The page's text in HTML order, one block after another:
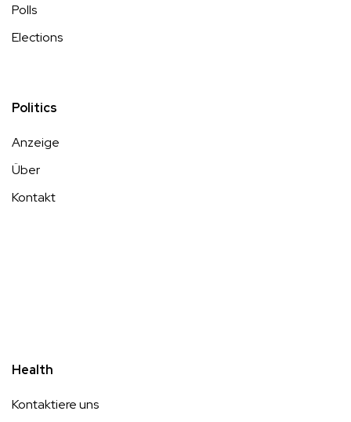
Polls
Elections
Politics
Anzeige
Über
Kontakt
Health
Kontaktiere uns